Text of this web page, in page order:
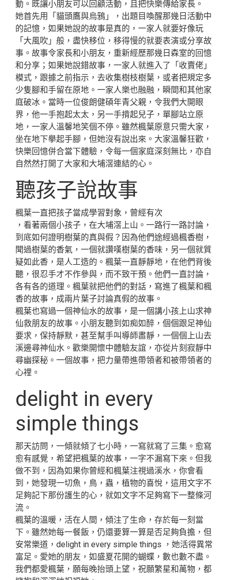
動。既讓小朋友可以回顧活動，且把快樂傳給家長。
她首先用「貓頭鷹與烏鴉」，出題目喚醒那幾日活動中
的記憶，如果她說的故事是真的，一家人就要好像玩
「大風吹」般，盡快移位，移得慢的就要表演或分享故
事。故事令家長和小朋友，重新經歷那幾日森室的回憶
和分享；如果她說錯故事，一家人就進入了「收賣佬」
模式，跟據之前指示，去收集樹枝樹葉，或者把規定多
少隻腳和手留在原地。一家人樂也融融，瞬間和其他家
庭破冰。當時一位俊朗健碩年青父親，令我們大開眼
界，他一手抱起太太，另一手揹起兒子，單腳站立原
地，一家人溫馨地笑個不停。雖然楓葉原意只需大家，
坐在地下擧起手腳，但她沒有說出來。大家溫馨狂歡，
快樂回憶併合當下體驗，令每一個家庭深刻無比，亦自
自然然打開了大家和大埔滘連結的心。
聽孩子說故事
楓葉一直把孩子當成學習對象，曾經有次
，看著兩個小孩子，在大埔滘上山。一路行一路討論，
到底如何證明樹葉的真與假？因為他們途經過楓香樹，
聞過樹葉的香氣，一個就讚嘆樹葉的香味，另一個就質
疑如此香，是人工造的。楓葉一直靜靜地，在他們背後
聽，很忍手才不作參與，而不致干預。他們一直討論，
各有各的道理。楓葉就把他們的對話，寫進了楓葉和楓
香的故事，成兩片葉子討論真假的故事。
楓葉也寫過一個神仙水的故事，是一個講小孩上山求神
仙救朋友的故事。小朋友聽到如痴如醉，個個跟足神仙
要求，保持靜默，甚至幫手叫導師肅靜，一個個上山去
溪邊尋神仙水。歡樂開懷中體驗友誼，亦從片刻寂靜中
尋幽探秘。一個故事，把力量帶進帶領者和被帶領者的
心𥚃。
delight in every
simple things
那天訪問，一傾就傾了七小時，一寫就寫了三集。愈寫
愈有感覺，希望把楓葉的故事，一字不漏寫下來。但我
做不到，因為如果你曾經和楓葉注視過溪水，你會看
到，她發現一切魚，鳥，蟲，植物的喜悅，這用文字不
足夠記下那份護生的心，就如文字不足夠寫下一整條河
流。
楓葉的溫暖，活在人間，傾注了生命，存於每一刻當
下。雖然她每一餐飯，仍還要算一算是否足夠負擔，但
安常樂道，delight in every simple things ，她活得異常
富足。愛她的朋友，如盛夏花開的蝴蝶，數也數不盡。
我們都愛楓葉，願每晚抬頭上望，祝願繁星和萬物，都